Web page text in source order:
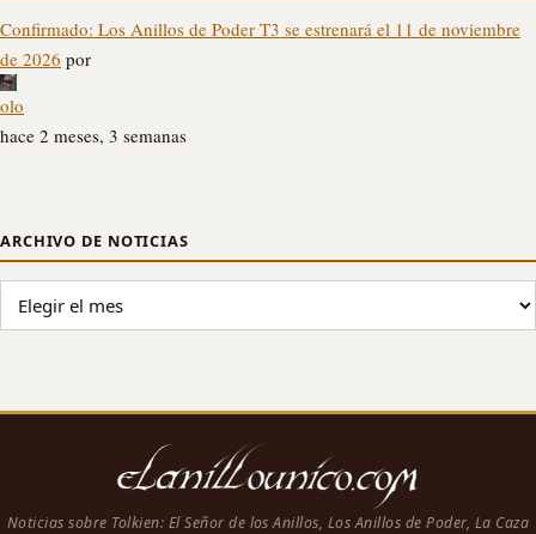
Confirmado: Los Anillos de Poder T3 se estrenará el 11 de noviembre
de 2026 por
olo
hace 2 meses, 3 semanas
ARCHIVO DE NOTICIAS
ARCHIVO DE NOTICIAS
Noticias sobre Tolkien: El Señor de los Anillos, Los Anillos de Poder, La Caza